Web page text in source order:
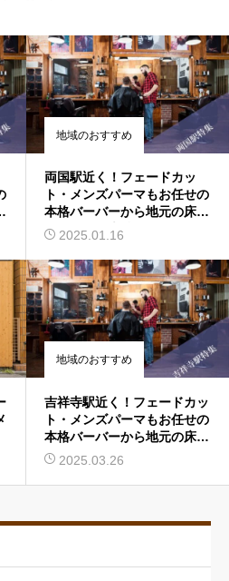
地域のおすすめ
両国駅近く！フェードカッ
ト・メンズパーマもお任せの
本格バーバーから地元の床屋
さんまでを大特集
2025.01.16
地域のおすすめ
吉祥寺駅近く！フェードカッ
ト・メンズパーマもお任せの
本格バーバーから地元の床屋
さんまでを大特集
2025.03.26